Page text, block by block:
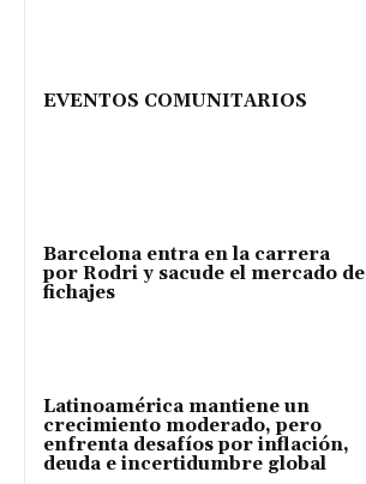
EVENTOS COMUNITARIOS
Barcelona entra en la carrera
por Rodri y sacude el mercado de
fichajes
Latinoamérica mantiene un
crecimiento moderado, pero
enfrenta desafíos por inflación,
deuda e incertidumbre global